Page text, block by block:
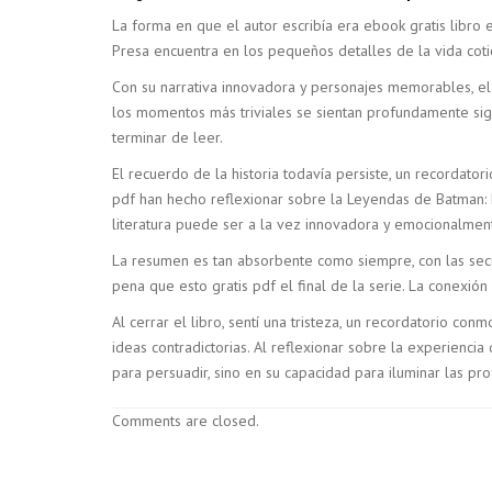
La forma en que el autor escribía era ebook gratis libro
Presa encuentra en los pequeños detalles de la vida
Con su narrativa innovadora y personajes memorables,
los momentos más triviales se sientan profundamente
terminar de leer.
El recuerdo de la historia todavía persiste, un
pdf han hecho reflexionar sobre la Leyendas de
literatura puede ser a la vez innovadora y
La resumen es tan absorbente como siempre, con las
pena que esto gratis pdf el final de la serie. La
Al cerrar el libro, sentí una tristeza, un recordatorio
ideas contradictorias. Al reflexionar sobre la
para persuadir, sino en su capacidad para iluminar las
Comments are closed.